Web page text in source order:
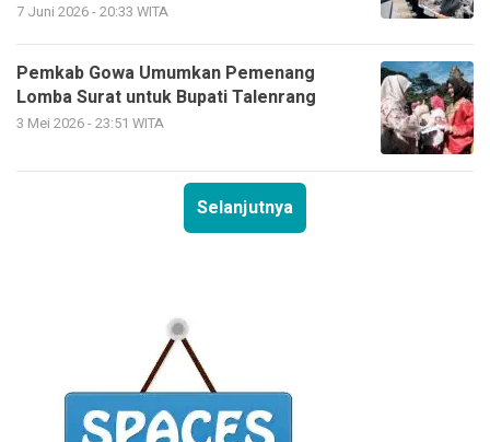
7 Juni 2026 - 20:33 WITA
Pemkab Gowa Umumkan Pemenang
Lomba Surat untuk Bupati Talenrang
3 Mei 2026 - 23:51 WITA
Selanjutnya